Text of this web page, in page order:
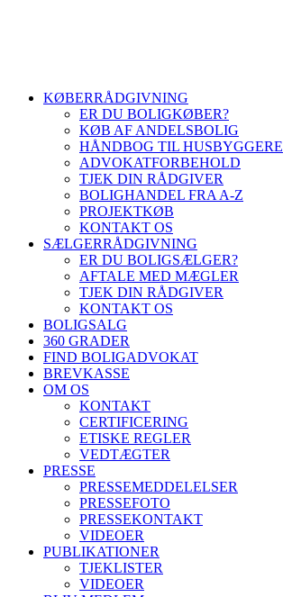
KØBERRÅDGIVNING
ER DU BOLIGKØBER?
KØB AF ANDELSBOLIG
HÅNDBOG TIL HUSBYGGERE
ADVOKATFORBEHOLD
TJEK DIN RÅDGIVER
BOLIGHANDEL FRA A-Z
PROJEKTKØB
KONTAKT OS
SÆLGERRÅDGIVNING
ER DU BOLIGSÆLGER?
AFTALE MED MÆGLER
TJEK DIN RÅDGIVER
KONTAKT OS
BOLIGSALG
360 GRADER
FIND BOLIGADVOKAT
BREVKASSE
OM OS
KONTAKT
CERTIFICERING
ETISKE REGLER
VEDTÆGTER
PRESSE
PRESSEMEDDELELSER
PRESSEFOTO
PRESSEKONTAKT
VIDEOER
PUBLIKATIONER
TJEKLISTER
VIDEOER